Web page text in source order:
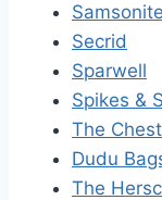
Samsonite
Secrid
Sparwell
Spikes &
The
Dudu
The